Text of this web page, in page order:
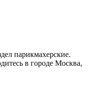
парикмахерские.
в городе Москва,